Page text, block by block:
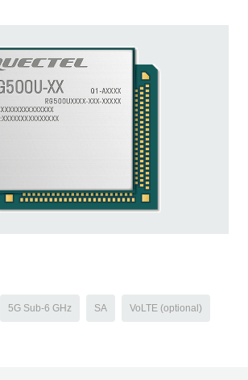
5G Sub-6 GHz SA VoLTE (optional)